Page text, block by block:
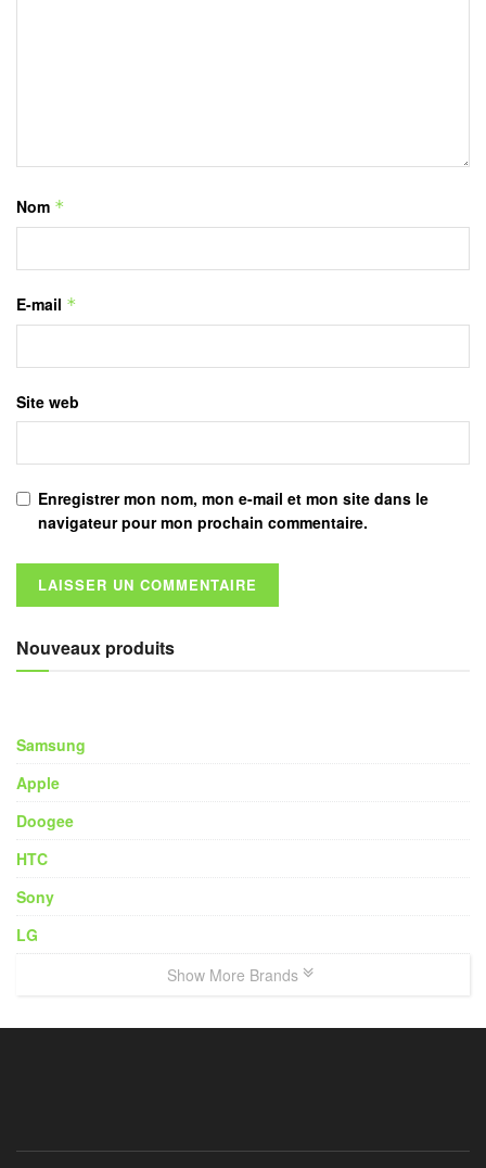
Nom *
E-mail *
Site web
Enregistrer mon nom, mon e-mail et mon site dans le
navigateur pour mon prochain commentaire.
Nouveaux produits
Samsung
Apple
Doogee
HTC
Sony
LG
Show More Brands